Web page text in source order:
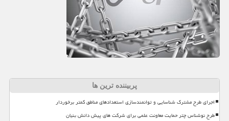
پربیننده ترین ها
اجرای طرح مشترک شناسایی و توانمندسازی استعدادهای مناطق کمتر برخوردار
طرح نوشناس چتر حمایت معاونت علمی برای شرکت های پیش دانش بنیان